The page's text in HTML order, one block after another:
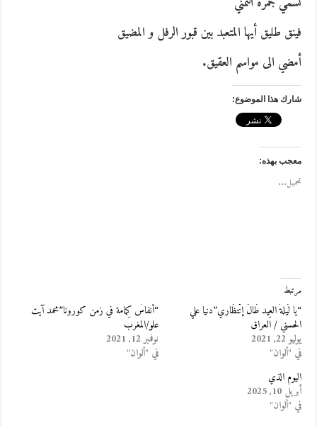
فينق طليق أيها المتعبد بين قبور الرفل و المضيق
أمضي الى مواسم العقيق.
شارك هذا الموضوع:
معجب بهذه:
تحميل...
مرتبط
“يا لَيلةُ العِيد طَالَ إنْتظَاري”دنيا علي
الحسني / العراق
يوليو 22, 2021
في "ألوان"
“أنفاسٌ كِمامة في زمن كورونا”محمد آيت
علو/المغرب
نوفمبر 12, 2021
في "ألوان"
اليوم الذي
أبريل 10, 2025
في "ألوان"